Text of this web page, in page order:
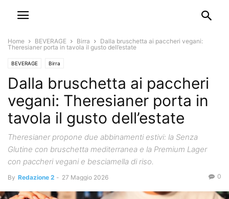
Home BEVERAGE Birra
Dalla bruschetta ai paccheri vegani:
Theresianer porta in tavola il gusto dell’estate
BEVERAGE Birra
Dalla bruschetta ai paccheri
vegani: Theresianer porta in
tavola il gusto dell’estate
Theresianer propone due abbinamenti estivi: la Senza
Glutine con bruschetta mediterranea e la Premium Lager
con paccheri vegani e besciamella di riso.
By Redazione 2 - 27 Maggio 2026 0